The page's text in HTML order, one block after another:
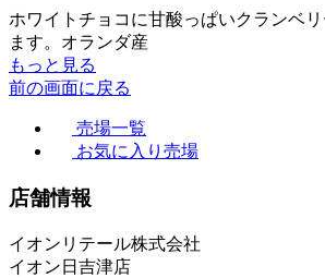
ホワイトチョコに甘酸っぱいクランベ
ます。オランダ産
もっと見る
前の画面に戻る
売場一覧
お気に入り売場
店舗情報
イオンリテール株式会社
イオン日吉津店